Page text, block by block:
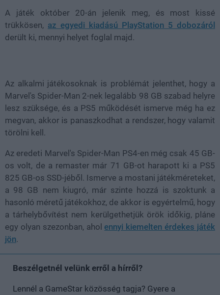
A játék október 20-án jelenik meg, és most kissé
trükkösen, az egyedi kiadású PlayStation 5 dobozáról
derült ki, mennyi helyet foglal majd.
Az alkalmi játékosoknak is problémát jelenthet, hogy a
Marvel's Spider-Man 2-nek legalább 98 GB szabad helyre
lesz szüksége, és a PS5 működését ismerve még ha ez
megvan, akkor is panaszkodhat a rendszer, hogy valamit
törölni kell.
Az eredeti Marvel's Spider-Man PS4-en még csak 45 GB-
os volt, de a remaster már 71 GB-ot harapott ki a PS5
825 GB-os SSD-jéből. Ismerve a mostani játékméreteket,
a 98 GB nem kiugró, már szinte hozzá is szoktunk a
hasonló méretű játékokhoz, de akkor is egyértelmű, hogy
a tárhelybővítést nem kerülgethetjük örök időkig, pláne
egy olyan szezonban, ahol ennyi kiemelten érdekes játék
jön.
Beszélgetnél velünk erről a hírről?
Lennél a GameStar közösség tagja? Gyere a